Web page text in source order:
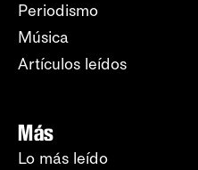
Periodismo
Música
Artículos leídos
Más
Lo más leído